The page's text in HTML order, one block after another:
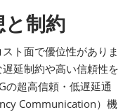
と制約
ト面で優位性がありま
延制約や高い信頼性を
の超高信頼・低遅延通
Communication）機